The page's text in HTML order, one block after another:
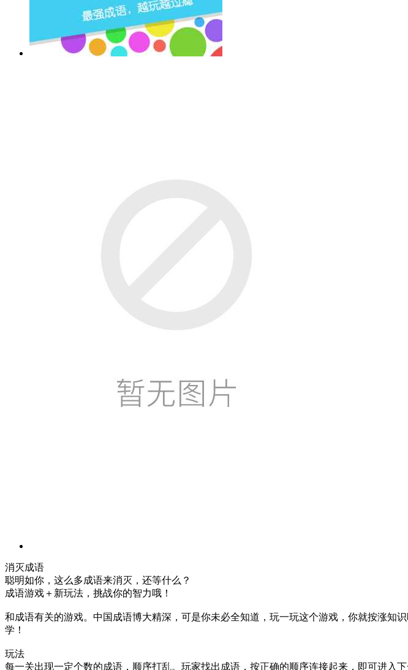
消灭成语
聪明如你，这么多成语来消灭，还等什么？
成语游戏＋新玩法，挑战你的智力哦！
和成语有关的游戏。中国成语博大精深，可是你未必全知道，玩一玩这个游戏，你就按涨知
学！
玩法
每一关出现一定个数的成语，顺序打乱。玩家找出成语，按正确的顺序连接起来，即可进入下